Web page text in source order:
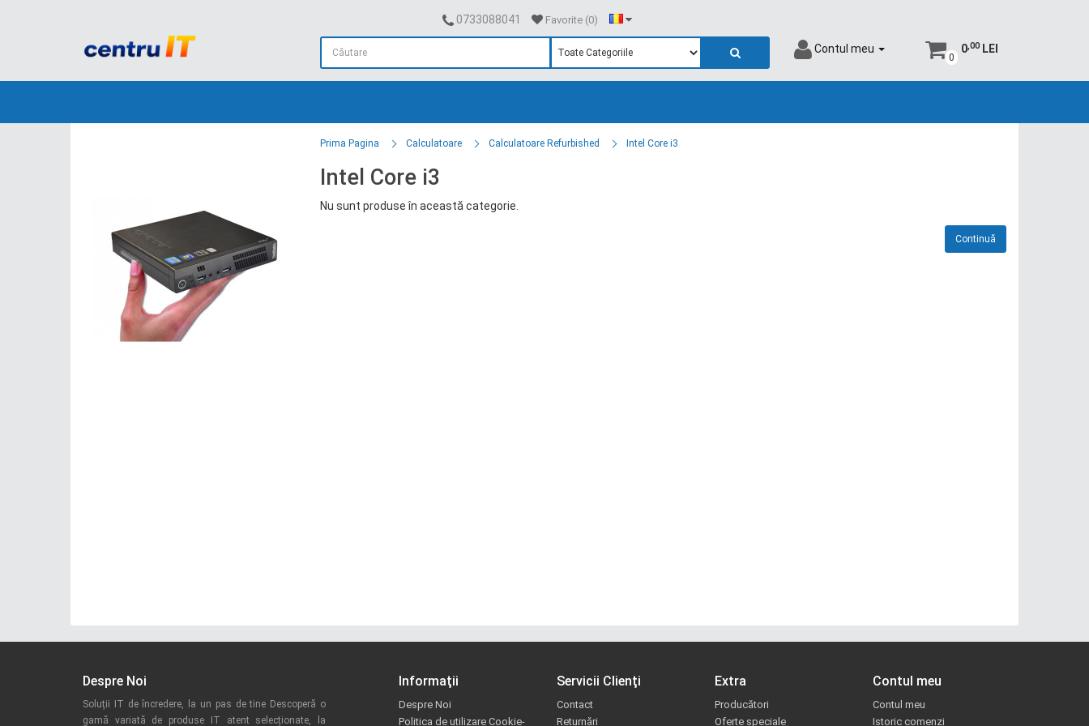
0733088041 Favorite (0)
Contul meu
0
0,00LEI
Prima Pagina Calculatoare Calculatoare Refurbished Intel Core i3
Intel Core i3
Nu sunt produse în această categorie.
Continuă
Despre Noi
Soluții IT de încredere, la un pas de tine Descoperă o
gamă variată de produse IT atent selecționate, la
Informaţii
Despre Noi
Politica de utilizare Cookie-
Servicii Clienţi
Contact
Returnări
Extra
Producători
Oferte speciale
Contul meu
Contul meu
Istoric comenzi